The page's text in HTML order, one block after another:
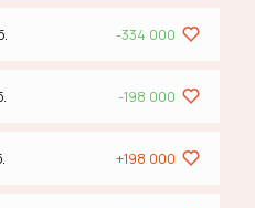
-334 000
-198 000
+198 000